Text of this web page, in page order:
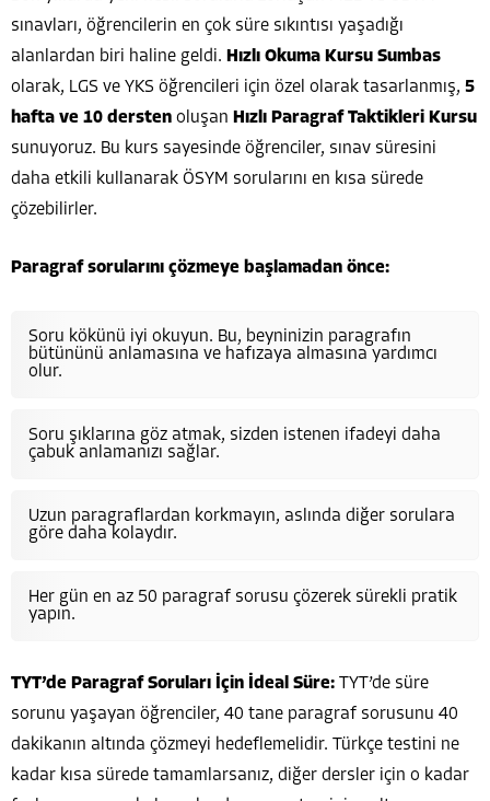
sınavları, öğrencilerin en çok süre sıkıntısı yaşadığı
alanlardan biri haline geldi. Hızlı Okuma Kursu Sumbas
olarak, LGS ve YKS öğrencileri için özel olarak tasarlanmış, 5
hafta ve 10 dersten oluşan Hızlı Paragraf Taktikleri Kursu
sunuyoruz. Bu kurs sayesinde öğrenciler, sınav süresini
daha etkili kullanarak ÖSYM sorularını en kısa sürede
çözebilirler.
Paragraf sorularını çözmeye başlamadan önce:
Soru kökünü iyi okuyun. Bu, beyninizin paragrafın
bütününü anlamasına ve hafızaya almasına yardımcı
olur.
Soru şıklarına göz atmak, sizden istenen ifadeyi daha
çabuk anlamanızı sağlar.
Uzun paragraflardan korkmayın, aslında diğer sorulara
göre daha kolaydır.
Her gün en az 50 paragraf sorusu çözerek sürekli pratik
yapın.
TYT’de Paragraf Soruları İçin İdeal Süre: TYT’de süre
sorunu yaşayan öğrenciler, 40 tane paragraf sorusunu 40
dakikanın altında çözmeyi hedeflemelidir. Türkçe testini ne
kadar kısa sürede tamamlarsanız, diğer dersler için o kadar